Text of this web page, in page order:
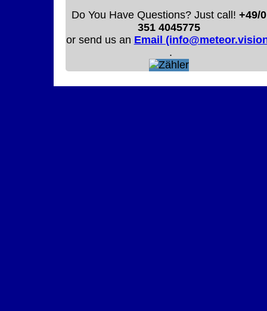
Do You Have Questions? Just call!+49/0
351 4045775
or send us an Email
.